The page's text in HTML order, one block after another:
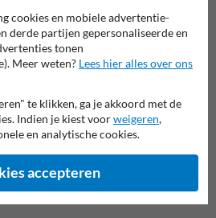
cookies en mobiele advertentie-
derde partijen gepersonaliseerde en
tonen
Meer weten? Lees hier alles over ons
te klikken, ga je akkoord met de
Indien je kiest voorweigeren,
en analytische cookies.
accepteren